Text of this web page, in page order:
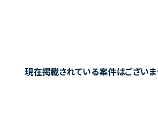
現在掲載されている案件はございま